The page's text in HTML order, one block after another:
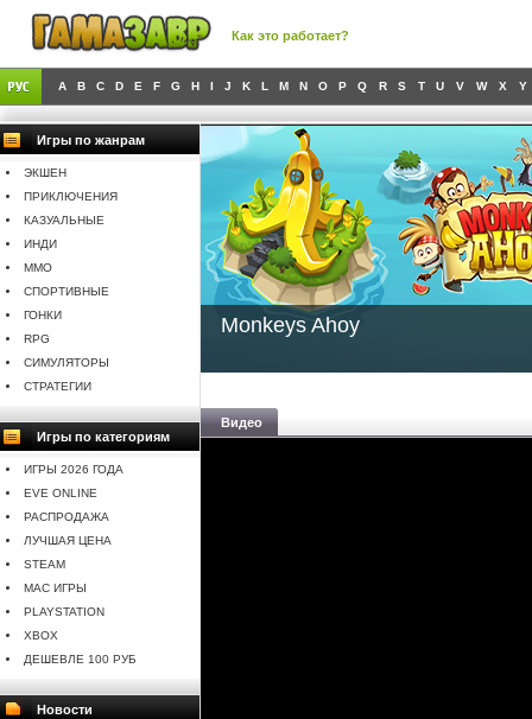
Как это работает?
A B C D E F G H I J K L M N O P Q R S T U V W X Y
Игры по жанрам
ЭКШЕН
ПРИКЛЮЧЕНИЯ
КАЗУАЛЬНЫЕ
ИНДИ
MMO
СПОРТИВНЫЕ
ГОНКИ
RPG
СИМУЛЯТОРЫ
СТРАТЕГИИ
Игры по категориям
ИГРЫ 2026 ГОДА
EVE ONLINE
РАСПРОДАЖА
ЛУЧШАЯ ЦЕНА
STEAM
MAC ИГРЫ
PLAYSTATION
XBOX
ДЕШЕВЛЕ 100 РУБ
Новости
Monkeys Ahoy
Видео